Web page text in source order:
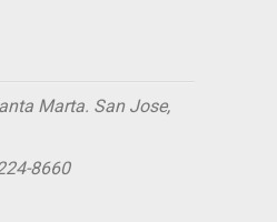
Marta. San Jose,
8660